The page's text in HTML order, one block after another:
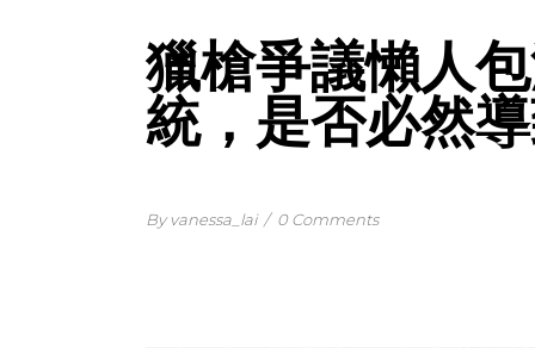
獵槍爭議懶人
統，是否必然
By vanessa_lai / 0 Comments